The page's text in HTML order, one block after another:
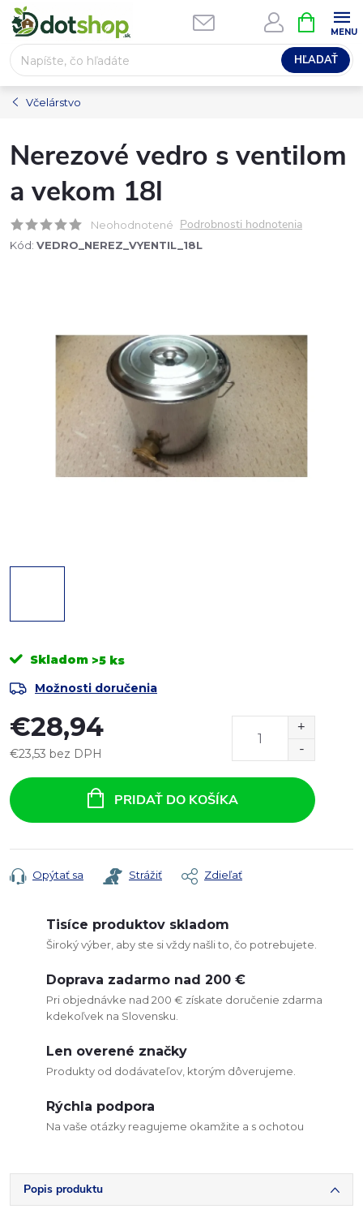
Prejsť
na
obsah
HĽADAŤ
KOŠÍK
Včelárstvo
Nerezové vedro s ventilom
a vekom 18l
Neohodnotené Podrobnosti hodnotenia
Kód: VEDRO_NEREZ_VYENTIL_18L
Skladom >5 ks
Možnosti doručenia
€28,94
€23,53 bez DPH
cena:
PRIDAŤ DO KOŠÍKA
Opýtať sa Strážiť Zdieľať
Tisíce produktov skladom
Široký výber, aby ste si vždy našli to, čo potrebujete.
Doprava zadarmo nad 200 €
Pri objednávke nad 200 € získate doručenie zdarma
kdekoľvek na Slovensku.
Len overené značky
Produkty od dodávateľov, ktorým dôverujeme.
Rýchla podpora
Na vaše otázky reagujeme okamžite a s ochotou
Popis produktu